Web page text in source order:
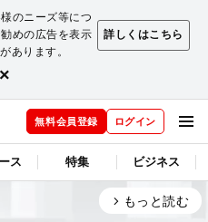
のニーズ等につ
めの広告を表示
あります。
詳しくはこちら
×
無料会員登録 ログイン
ス 特集 ビジネス
arrow_forward_ios もっと読む